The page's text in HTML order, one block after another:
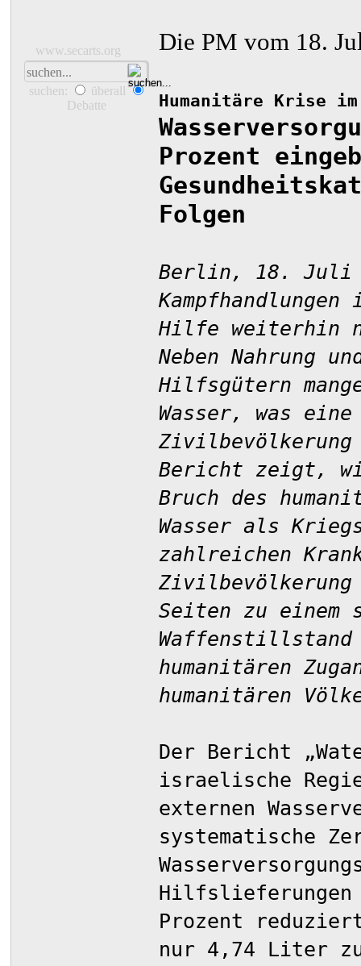
www.secarts.org
suchen:
überall
Debatte
Die PM vom 18.
Humanitäre Krise
Prozent
Folgen
Berlin, 18. Juli
Hilfe weiterhin
Neben Nahrung
Hilfsgütern
Wasser, was
Zivilbevölkerung
Bericht zeigt,
Bruch des
Wasser als
zahlreichen
Seiten zu einem
Waffenstillstand
humanitären
humanitären
Der Bericht
israelische
externen
systematische
Hilfslieferungen
Prozent
nur 4,74 Liter